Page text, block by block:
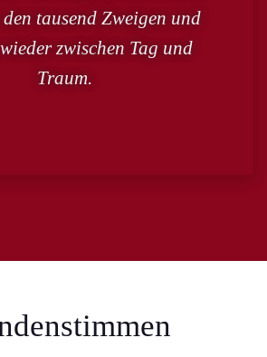
tausend Zweigen und
zwischen Tag und
Traum.